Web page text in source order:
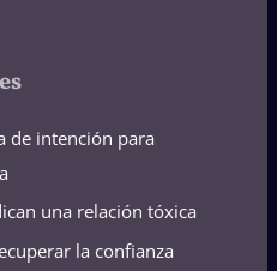
de intención para
una relación tóxica
la confianza